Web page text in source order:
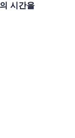
시간을